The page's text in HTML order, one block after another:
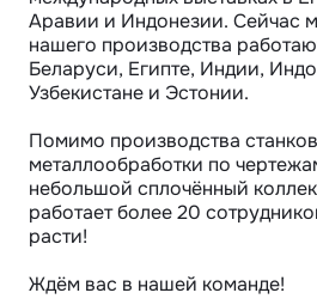
Аравии и Индонезии. Сейчас
нашего производства
Беларуси, Египте, Индии,
Узбекистане и Эстонии.
Помимо производства
металлообработки по
небольшой сплочённый
работает более 20
расти!
Ждём вас в нашей команде!